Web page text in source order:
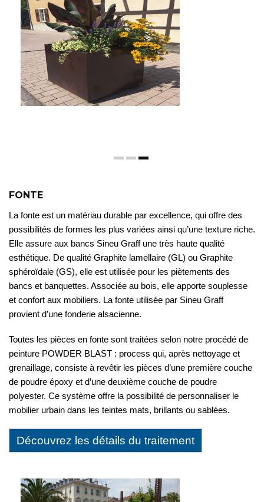
FONTE
La fonte est un matériau durable par excellence, qui offre des
possibilités de formes les plus variées ainsi qu’une texture riche.
Elle assure aux bancs Sineu Graff une très haute qualité
esthétique. De qualité Graphite lamellaire (GL) ou Graphite
sphéroïdale (GS), elle est utilisée pour les piètements des
bancs et banquettes. Associée au bois, elle apporte souplesse
et confort aux mobiliers. La fonte utilisée par Sineu Graff
provient d’une fonderie alsacienne.
Toutes les pièces en fonte sont traitées selon notre procédé de
peinture POWDER BLAST : process qui, après nettoyage et
grenaillage, consiste à revêtir les pièces d’une première couche
de poudre époxy et d’une deuxième couche de poudre
polyester. Ce système offre la possibilité de personnaliser le
mobilier urbain dans les teintes mats, brillants ou sablées.
Découvrez les détails du traitement